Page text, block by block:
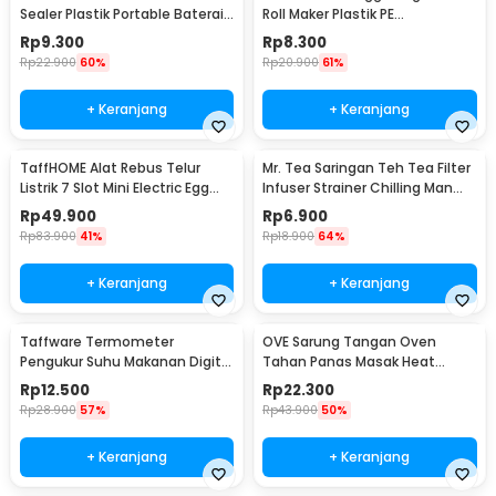
Sealer Plastik Portable Baterai
AA - LX2000A
Rp9.300
Rp22.900 60%
+ Keranjang
Roll Maker Plastik PE
22x20.5x0.1cm - E1119
Rp8.300
Rp20.900 61%
+ Keranjang
TaffHOME Alat Rebus Telur
Listrik 7 Slot Mini Electric Egg
Cooker 350W - YS-203
Rp49.900
Rp83.900 41%
+ Keranjang
Mr. Tea Saringan Teh Tea Filter
Infuser Strainer Chilling Man
Silicon - MR03
Rp6.900
Rp18.900 64%
+ Keranjang
Taffware Termometer
Pengukur Suhu Makanan Digital
Daging Kopi Susu - TP101
Rp12.500
Rp28.900 57%
+ Keranjang
OVE Sarung Tangan Oven
Tahan Panas Masak Heat
Resistant Gloves - 540F
Rp22.300
Rp43.900 50%
+ Keranjang